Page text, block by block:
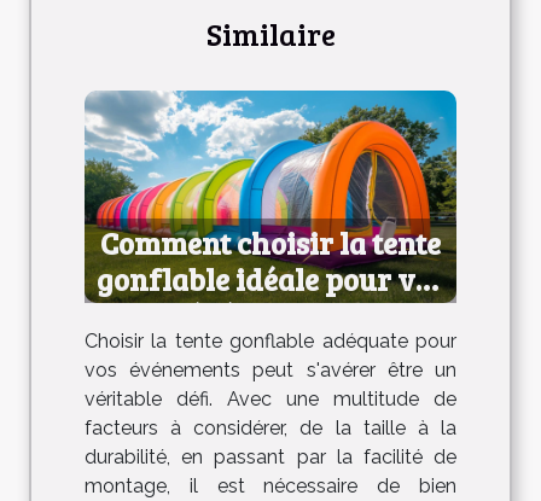
Similaire
Comment choisir la tente
gonflable idéale pour vos
événements
Choisir la tente gonflable adéquate pour
vos événements peut s'avérer être un
véritable défi. Avec une multitude de
facteurs à considérer, de la taille à la
durabilité, en passant par la facilité de
montage, il est nécessaire de bien